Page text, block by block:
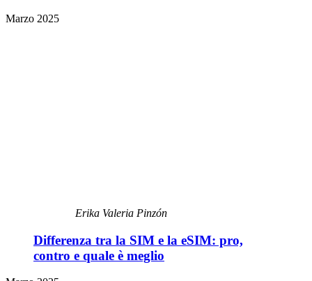
Marzo 2025
Erika Valeria Pinzón
Differenza tra la SIM e la eSIM: pro,
contro e quale è meglio